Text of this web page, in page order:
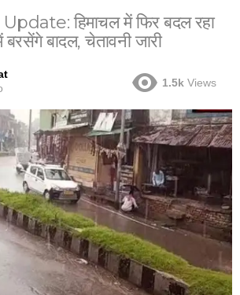
हिमाचल में फिर बदल रहा
बादल, चेतावनी जारी
1.5k Views